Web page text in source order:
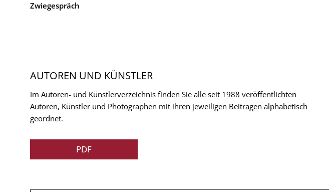
Zwiegespräch
AUTOREN UND KÜNSTLER
Im Autoren- und Künstlerverzeichnis finden Sie alle seit 1988 veröffentlichten
Autoren, Künstler und Photographen mit ihren jeweiligen Beitragen alphabetisch
geordnet.
PDF